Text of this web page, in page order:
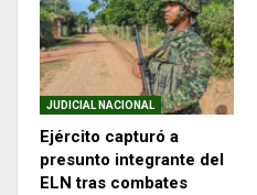
JUDICIAL NACIONAL
Ejército capturó a
presunto integrante del
ELN tras combates